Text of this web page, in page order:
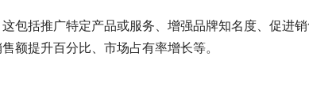
包括推广特定产品或服务、增强品牌知名度、促进
额提升百分比、市场占有率增长等。